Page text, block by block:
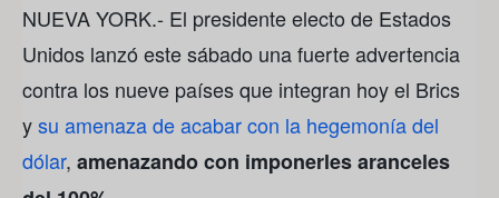
NUEVA YORK.- El presidente electo de Estados
Unidos lanzó este sábado una fuerte advertencia
contra los nueve países que integran hoy el Brics
ysu amenaza de acabar con la hegemonía del
dólar, amenazando con imponerles aranceles